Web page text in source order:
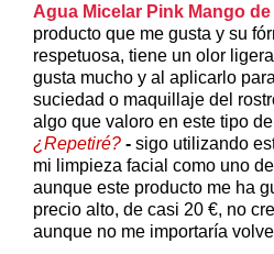
Agua Micelar Pink Mango
producto que me gusta y su
respetuosa, tiene un olor
gusta mucho y al aplicarlo
suciedad o maquillaje del
algo que valoro en este tipo
¿Repetiré? - sigo utilizando
mi limpieza facial como uno
aunque este producto me ha
precio alto, de casi 20 €, no
aunque no me importaría